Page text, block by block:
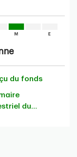
du fonds
du